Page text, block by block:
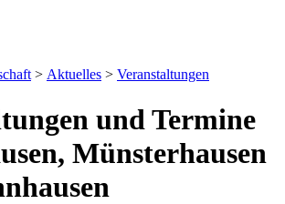
> Aktuelles > Veranstaltungen
und Termine
Münsterhausen